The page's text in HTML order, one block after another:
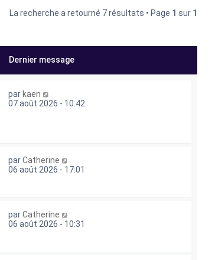
La recherche a retourné 7 résultats • Page 1 sur 1
Dernier message
par kaen
07 août 2026 - 10:42
parCatherine
06 août 2026 - 17:01
parCatherine
06 août 2026 - 10:31